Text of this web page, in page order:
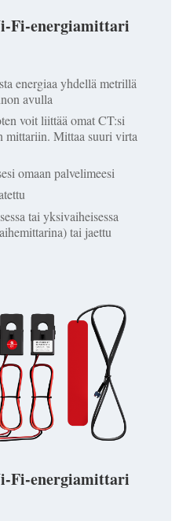
Fi-energiamittari
energiaa yhdellä metrillä
avulla
voit liittää omat CT:si
mittariin. Mittaa suuri virta
omaan palvelimeesi
tai yksivaiheisessa
tai jaettu
Fi-energiamittari